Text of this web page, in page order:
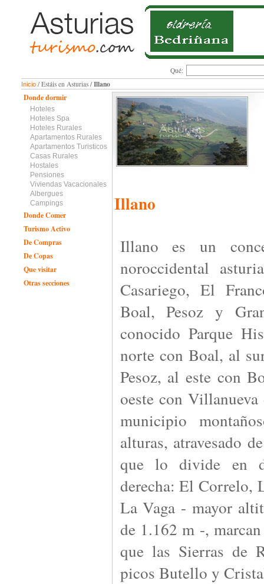
Qué:
Inicio/ Estáis en Asturias / Illano
Donde dormir
Hoteles
Hoteles Spa
Hoteles Rurales
Apartamentos Rurales
Apartamentos Turisticos
Casas Rurales
Hostales
Pensiones
Viviendas Vacacionales
Albergues
Campings
Donde Comer
Turismo Activo
De Compras
De Copas
Que visitar
Otras secciones
Illano
Illano es un
noroccidental
Casariego, El
Boal, Pesoz y
conocido Parque
norte con Boal, al
Pesoz, al este con
oeste con
municipio
alturas, atravesado
que lo divide en
derecha: El Correlo,
La Vaga - mayor
de 1.162 m -,
que las Sierras de
picos Butello y